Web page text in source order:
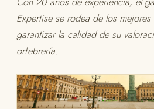
Expertise se rodea de los
garantizar la calidad de su
orfebrería.